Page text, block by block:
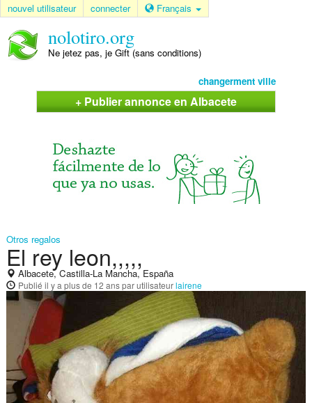
nouvel utilisateur connecter Français
nolotiro.org
Ne jetez pas, je Gift (sans conditions)
changerment ville
+ Publier annonce en Albacete
Otros regalos
El rey leon,,,,,
Albacete, Castilla-La Mancha, España
Publié il y a plus de 12 anspar utilisateurlairene